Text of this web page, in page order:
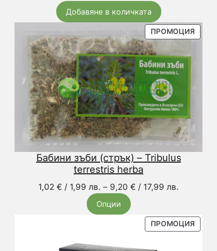
/
15,00 лв..
5,00 €
/
9,78 лв..
Добавяне в количката
ПРОМОЦИЯ
С
Бабини зъби (стрък) – Tribulus
terrestris herba
1,02 € / 1,99 лв. – 9,20 € / 17,99 лв.
/
Опции
ПРОМОЦИЯ
С